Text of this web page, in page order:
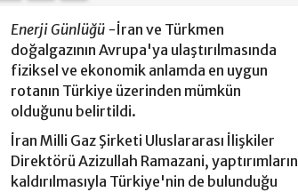
Enerji Günlüğü -İran ve Türkmen
doğalgazının Avrupa'ya ulaştırılmasında
fiziksel ve ekonomik anlamda en uygun
rotanın Türkiye üzerinden mümkün
olduğunu belirtildi.
İran Milli Gaz Şirketi Uluslararası İlişkiler
Direktörü Azizullah Ramazani, yaptırımların
kaldırılmasıyla Türkiye'nin de bulunduğu